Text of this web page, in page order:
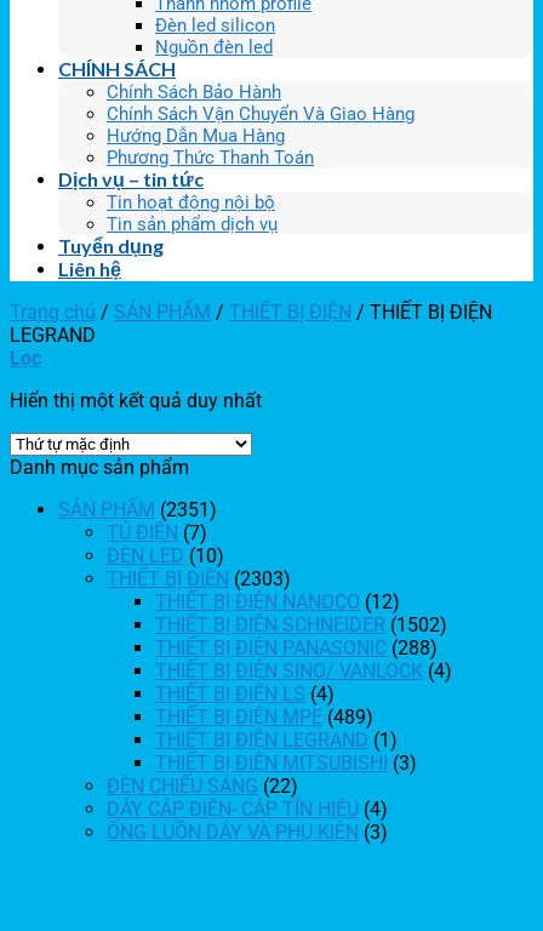
Đèn led silicon
Nguồn đèn led
CHÍNH SÁCH
Chính Sách Bảo Hành
Chính Sách Vận Chuyển Và Giao Hàng
Hướng Dẫn Mua Hàng
Phương Thức Thanh Toán
Dịch vụ – tin tức
Tin hoạt động nội bộ
Tin sản phẩm dịch vụ
Tuyển dụng
Liên hệ
Trang chủ / SẢN PHẨM / THIẾT BỊ ĐIỆN / THIẾT BỊ ĐIỆN
LEGRAND
Lọc
Hiển thị một kết quả duy nhất
Danh mục sản phẩm
SẢN PHẨM (2351)
TỦ ĐIỆN (7)
ĐÈN LED (10)
THIẾT BỊ ĐIỆN (2303)
THIẾT BỊ ĐIỆN NANOCO (12)
THIẾT BỊ ĐIỆN SCHNEIDER (1502)
THIẾT BỊ ĐIỆN PANASONIC (288)
THIẾT BỊ ĐIỆN SINO/ VANLOCK (4)
THIẾT BỊ ĐIỆN LS (4)
THIẾT BỊ ĐIỆN MPE (489)
THIẾT BỊ ĐIỆN LEGRAND (1)
THIẾT BỊ ĐIỆN MITSUBISHI (3)
ĐÈN CHIẾU SÁNG (22)
DÂY CÁP ĐIỆN- CÁP TÍN HIỆU (4)
ỐNG LUỒN DÂY VÀ PHỤ KIỆN (3)